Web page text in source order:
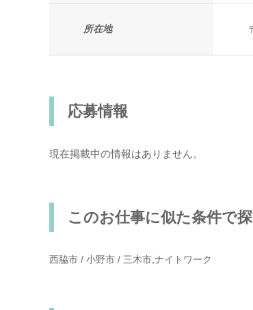
所在地
応募情報
現在掲載中の情報はありません。
このお仕事に似た条件で
西脇市 / 小野市 / 三木市,ナイトワーク